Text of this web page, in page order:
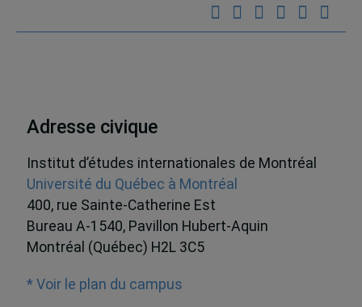
Adresse civique
Institut d’études internationales de Montréal
Université du Québec à Montréal
400, rue Sainte-Catherine Est
Bureau A-1540, Pavillon Hubert-Aquin
Montréal (Québec) H2L 3C5
* Voir le plan du campus